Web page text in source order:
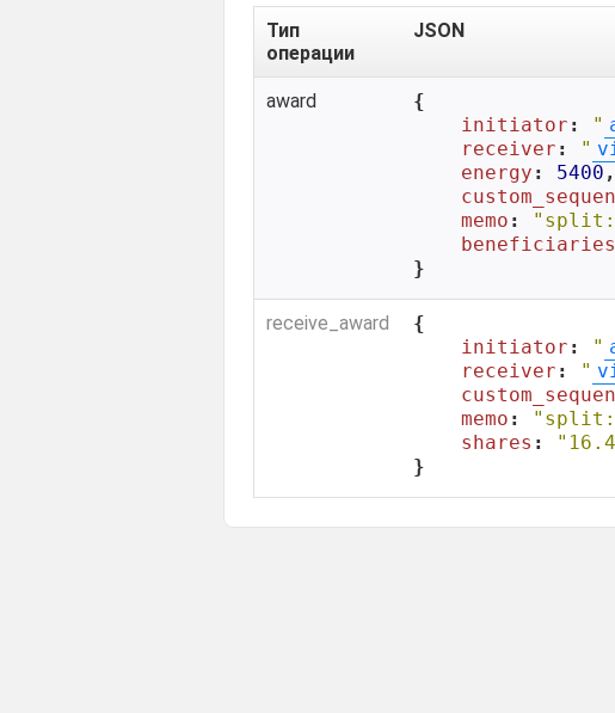
Тип
операции
JSON
award
{
initiator : "
receiver : "
energy : 5400 ,
memo : "split:-
beneficiaries
}
receive_award
{
initiator : "
receiver : "
memo : "split:-
shares :
}